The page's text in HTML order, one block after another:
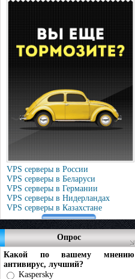
VPS серверы в России
VPS серверы в Беларуси
VPS серверы в Германии
VPS серверы в Нидерландах
VPS серверы в Казахстане
Опрос
Какой по вашему мнению
антивирус, лучший?
Kaspersky